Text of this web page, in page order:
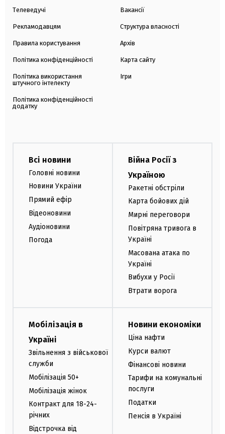
Телеведучі
Рекламодавцям
Правила користування
Політика конфіденційності
Політика використання
штучного інтелекту
Політика конфіденційності
додатку
Вакансії
Структура власності
Архів
Карта сайту
Ігри
Всі новини
Головні новини
Новини України
Прямий ефір
Відеоновини
Аудіоновини
Погода
Війна Росії з
Україною
Ракетні обстріли
Карта бойових дій
Мирні переговори
Повітряна тривога в
Україні
Масована атака по
Україні
Вибухи у Росії
Втрати ворога
Мобілізація в
Україні
Звільнення з військової
служби
Мобілізація 50+
Мобілізація жінок
Контракт для 18-24-
річних
Відстрочка від
Новини економіки
Ціна нафти
Курси валют
Фінансові новини
Тарифи на комунальні
послуги
Податки
Пенсія в Україні